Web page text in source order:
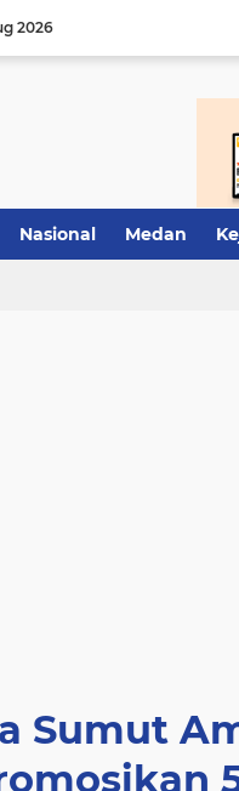
2026
Nasional Medan
Sumut